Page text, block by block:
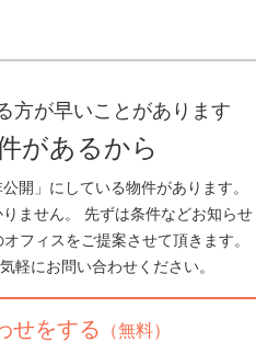
方が早いことがあります
があるから
開」にしている物件があります。
ません。 先ずは条件などお知らせ
フィスをご提案させて頂きます。
軽にお問い合わせください。
せをする （無料）